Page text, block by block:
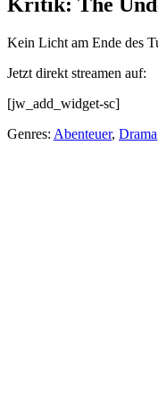
Kein Licht am Ende des
Jetzt direkt streamen auf:
[jw_add_widget-sc]
Genres: Abenteuer, Drama